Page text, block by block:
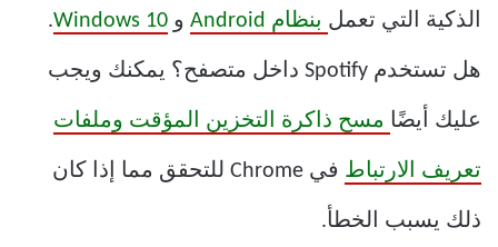
الذكية التي تعمل بنظام Android و Windows 10
.
هل تستخدم Spotify داخل متصفح؟ يمكنك ويجب
عليك أيضًا مسح ذاكرة التخزين المؤقت وملفات
تعريف الارتباط في Chrome للتحقق مما إذا كان
ذلك يسبب الخطأ.